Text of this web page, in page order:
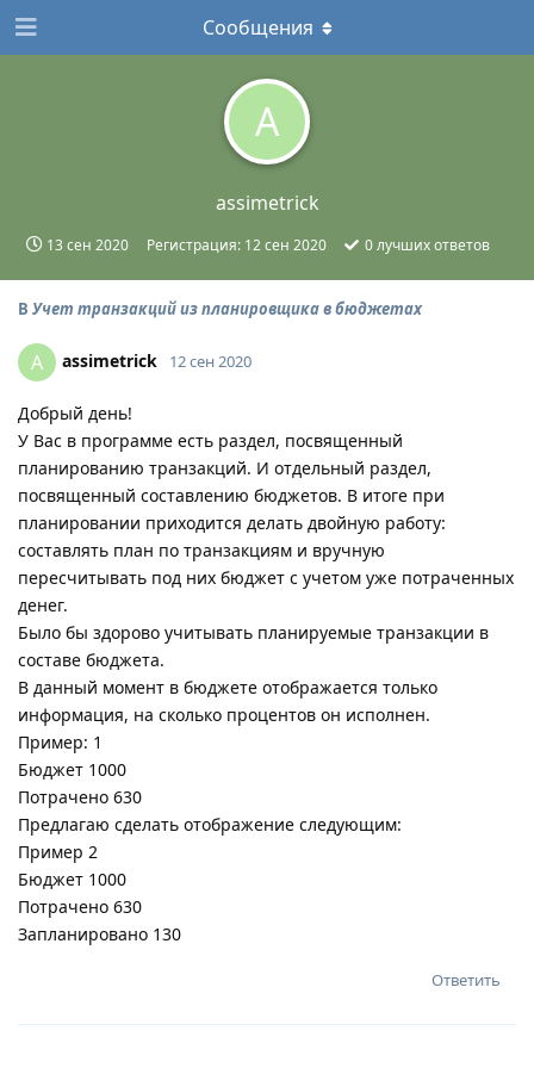
A
assimetrick
13 сен 2020 Регистрация: 12 сен 2020 0лучших ответов
Сообщения
В Учет транзакций из планировщика в бюджетах
A assimetrick 12 сен 2020
Добрый день!
У Вас в программе есть раздел, посвященный
планированию транзакций. И отдельный раздел,
посвященный составлению бюджетов. В итоге при
планировании приходится делать двойную работу:
составлять план по транзакциям и вручную
пересчитывать под них бюджет с учетом уже потраченных
денег.
Было бы здорово учитывать планируемые транзакции в
составе бюджета.
В данный момент в бюджете отображается только
информация, на сколько процентов он исполнен.
Пример: 1
Бюджет 1000
Потрачено 630
Предлагаю сделать отображение следующим:
Пример 2
Бюджет 1000
Потрачено 630
Запланировано 130
Ответить